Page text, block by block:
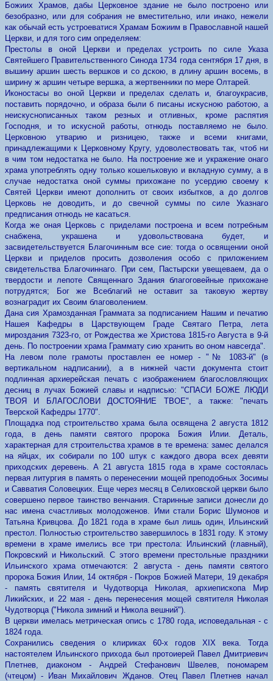
Божиих Храмов, дабы Церковное здание не было построено или
безобразно, или для собрания не вместительно, или инако, нежели
как обычай есть устроеватися Храмам Божиим в Православной нашей
Церкви, и для того сим определяем:
Престолы в оной Церкви и пределах устроить по силе Указа
Святейшего Правительственного Синода 1734 года сентября 17 дня, в
вышину аршин шесть вершков и со дскою, в длину аршин восемь, в
ширину ж аршин четыре вершка, а жертвенники по мере Олтарей.
Иконостасы во оной Церкви и пределах сделать и, благоукрасив,
поставить порядочно, и образа были б писаны искусною работою, а
неискуснописанных таком резных и отливных, кроме распятия
Господня, и то искусной работы, отнюдь поставляемо не было.
Церковною утварию и ризницею, также и всеми книгами,
принадлежащими к Церковному Кругу, удоволествовать так, чтоб ни
в чим том недостатка не было. На построение же и укражение онаго
храма употреблять одну только кошельковую и вкладную сумму, а в
случае недостатка оной суммы прихожане по усердию своему к
Святей Церкви имеют дополнить от своих избытков, а до долгов
Церковь не доводить, и до свечной суммы по силе Указнаго
предписания отнюдь не касаться.
Когда же оная Церковь с приделами построена и всем потребным
снабжена, украшена и удовольствована будет, и
засвидетельствуется Благочинным все сие: тогда о освящении оной
Церкви и приделов просить дозволения особо с приложением
свидетельства Благочиннаго. При сем, Пастырски увещеваем, да о
твердости и лепоте Священнаго Здания благоговейные прихожане
потрудятся; Бог же Всеблагий не оставит за таковую жертву
вознаградит их Своим благоволением.
Дана сия Храмозданная Граммата за подписанием Нашим и печатию
Нашея Кафедры в Царствующем Граде Святаго Петра, лета
мироздания 7323-го, от Рождества же Христова 1815-го Августа в 9-й
день. По построении храма Граммату сию хранить во оном навсегда".
На левом поле грамоты проставлен ее номер - "№ 1083-й" (в
вертикальном надписании), а в нижней части документа стоит
подлинная архиерейская печать с изображением благословляющих
десниц в лучах Божией славы и надписью: "СПАСИ БОЖЕ ЛЮДИ
ТВОЯ И БЛАГОСЛОВИ ДОСТОЯНИЕ ТВОЕ", а также: "печать
Тверской Кафедры 1770".
Площадка под строительство храма была освящена 2 августа 1812
года, в день памяти святого пророка Божия Илии. Деталь,
характерная для строительства храмов в те времена: замес делался
на яйцах, их собирали по 100 штук с каждого двора всех девяти
приходских деревень. А 21 августа 1815 года в храме состоялась
первая литургия в память о перенесении мощей преподобных Зосимы
и Савватия Соловецких. Еще через месяц в Селиховской церкви было
совершено первое таинство венчания. Старинные записи донесли до
нас имена счастливых молодоженов. Ими стали Борис Шумонов и
Татьяна Кривцова. До 1821 года в храме был лишь один, Ильинский
престол. Полностью строительство завершилось в 1831 году. К этому
времени в храме имелись все три престола: Ильинский (главный),
Покровский и Никольский. С этого времени престольные праздники
Ильинского храма отмечаются: 2 августа - день памяти святого
пророка Божия Илии, 14 октября - Покров Божией Матери, 19 декабря
- память святителя и Чудотворца Николая, архиепископа Мир
Ликийских, и 22 мая - день перенесения мощей святителя Николая
Чудотворца ("Никола зимний и Никола вешний").
В церкви имелась метрическая опись с 1780 года, исповедальная - с
1824 года.
Сохранились сведения о клириках 60-х годов XIX века. Тогда
настоятелем Ильинского прихода был протоиерей Павел Дмитриевич
Плетнев, диаконом - Андрей Стефанович Швелев, пономарем
(чтецом) - Иван Михайлович Жданов. Отец Павел Плетнев начал